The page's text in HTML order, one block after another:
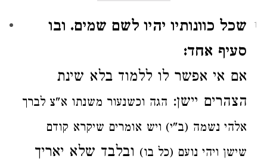
1
שכל כוונותיו יהיו לשם שמים. ובו
סעיף אחד:
אם אי אפשר לו ללמוד בלא שינת
הצהרים יישן: הגה וכשנעור משנתו א"צ לברך
אלהי נשמה (ב"י) ויש אומרים שיקרא קודם
שישן ויהי נועם (כל בו) ובלבד שלא יאריך